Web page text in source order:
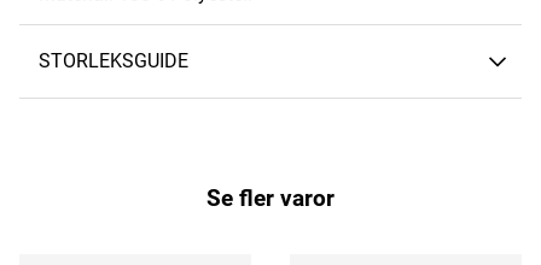
STORLEKSGUIDE
Se fler varor